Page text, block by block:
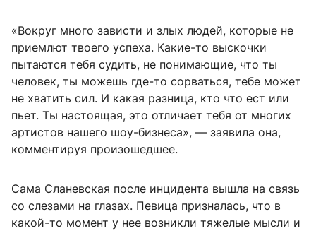
«Вокруг много зависти и злых людей, которые не
приемлют твоего успеха. Какие-то выскочки
пытаются тебя судить, не понимающие, что ты
человек, ты можешь где-то сорваться, тебе может
не хватить сил. И какая разница, кто что ест или
пьет. Ты настоящая, это отличает тебя от многих
артистов нашего шоу-бизнеса», — заявила она,
комментируя произошедшее.
Сама Сланевская после инцидента вышла на связь
со слезами на глазах. Певица призналась, что в
какой-то момент у нее возникли тяжелые мысли и